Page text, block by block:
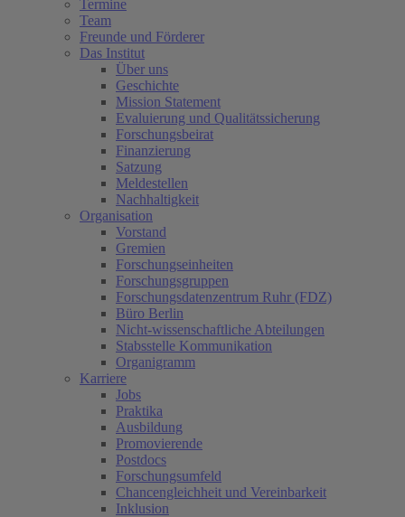
Termine
Team
Freunde und Förderer
Das Institut
Über uns
Geschichte
Mission Statement
Evaluierung und Qualitätssicherung
Forschungsbeirat
Finanzierung
Satzung
Meldestellen
Nachhaltigkeit
Organisation
Vorstand
Gremien
Forschungseinheiten
Forschungsgruppen
Forschungsdatenzentrum Ruhr (FDZ)
Büro Berlin
Nicht-wissenschaftliche Abteilungen
Stabsstelle Kommunikation
Organigramm
Karriere
Jobs
Praktika
Ausbildung
Promovierende
Postdocs
Forschungsumfeld
Chancengleichheit und Vereinbarkeit
Inklusion